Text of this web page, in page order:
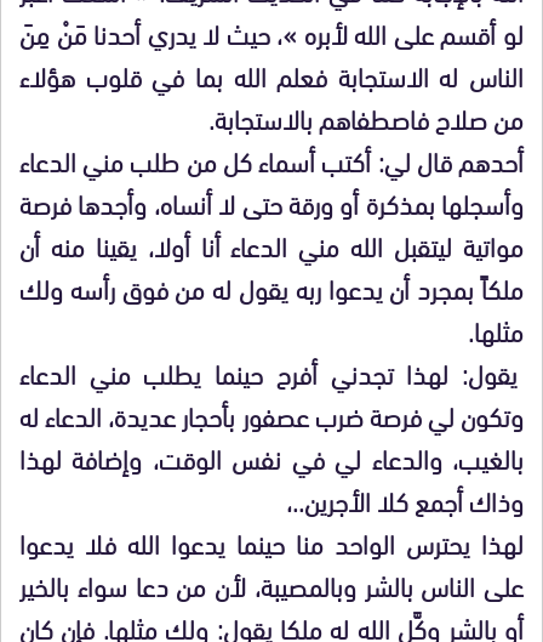
لو أقسم على الله لأبره »، حيث لا يدري أحدنا مَنْ مِنَ
الناس له الاستجابة فعلم الله بما في قلوب هؤلاء
من صلاح فاصطفاهم بالاستجابة.
أحدهم قال لي: أكتب أسماء كل من طلب مني الدعاء
وأسجلها بمذكرة أو ورقة حتى لا أنساه، وأجدها فرصة
مواتية ليتقبل الله مني الدعاء أنا أولا، يقينا منه أن
ملكاً بمجرد أن يدعوا ربه يقول له من فوق رأسه ولك
مثلها.
يقول: لهذا تجدني أفرح حينما يطلب مني الدعاء
وتكون لي فرصة ضرب عصفور بأحجار عديدة، الدعاء له
بالغيب، والدعاء لي في نفس الوقت، وإضافة لهذا
وذاك أجمع كلا الأجرين..،
لهذا يحترس الواحد منا حينما يدعوا الله فلا يدعوا
على الناس بالشر وبالمصيبة، لأن من دعا سواء بالخير
أو بالشر وكَّل الله له ملكا يقول: ولك مثلها. فإن كان